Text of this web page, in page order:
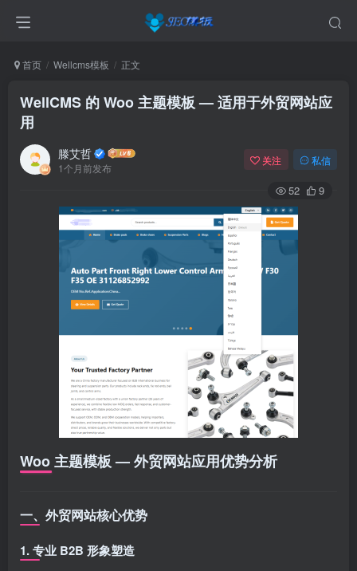
首页 Wellcms模板 正文
WellCMS 的 Woo 主题模板 — 适用于外贸网站应
用
滕艾哲
1个月前发布
关注 私信
52 9
Woo 主题模板 — 外贸网站应用优势分析
一、外贸网站核心优势
1. 专业 B2B 形象塑造